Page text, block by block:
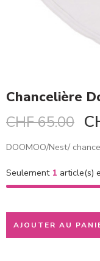
Chancelière
CHF65.00
DOOMOO/Nest/
Seulement 1 article(s)
AJOUTER AU